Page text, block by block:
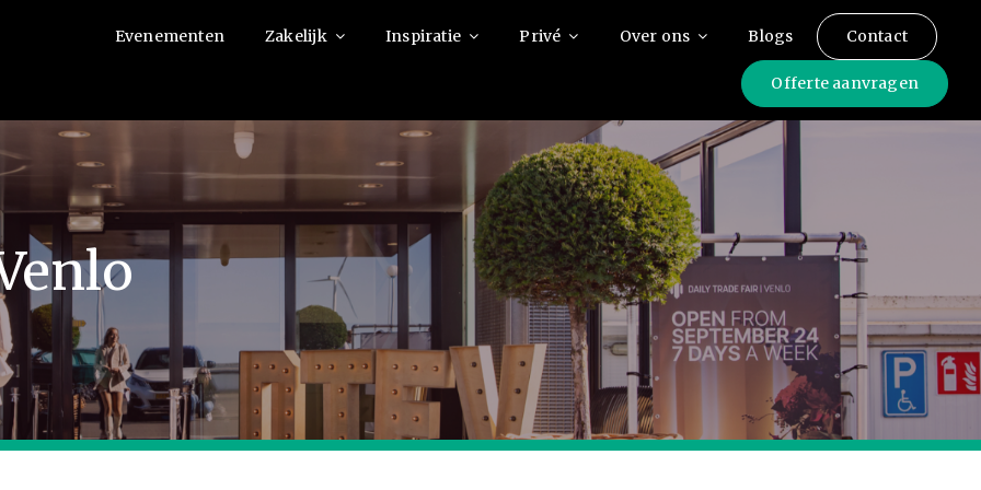
Evenementen Zakelijk Inspiratie Privé Over ons Blogs Contact
Offerte aanvragen